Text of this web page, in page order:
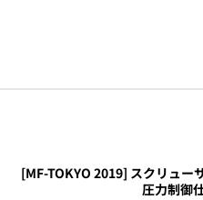
[MF-TOKYO 2019] スクリュー
圧力制御